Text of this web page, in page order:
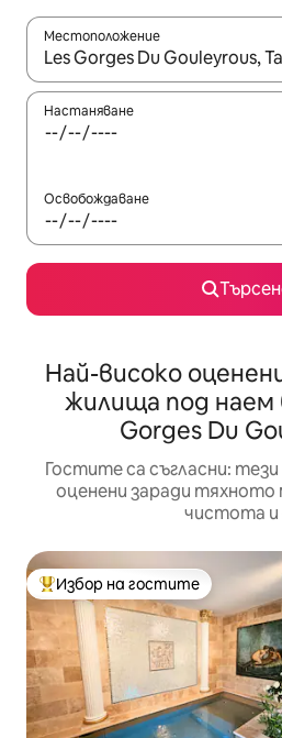
Местоположение
Когато резултатите се
Настаняване
Освобождаване
Най-високо
жилища под наем
Gorges Du
Гостите са съгласни:
оценени заради
чистота и
Най-популярен избор на
Избор на гостите